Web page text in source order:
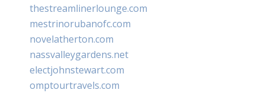
thestreamlinerlounge.com
mestrinorubanofc.com
novelatherton.com
nassvalleygardens.net
electjohnstewart.com
omptourtravels.com